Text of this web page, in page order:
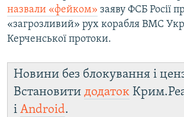
назвали «фейком» заяву ФСБ Росії
«загрозливий» рух корабля ВМС
Керченської протоки.
Новини без блокування і
Встановити додаток
і Android.